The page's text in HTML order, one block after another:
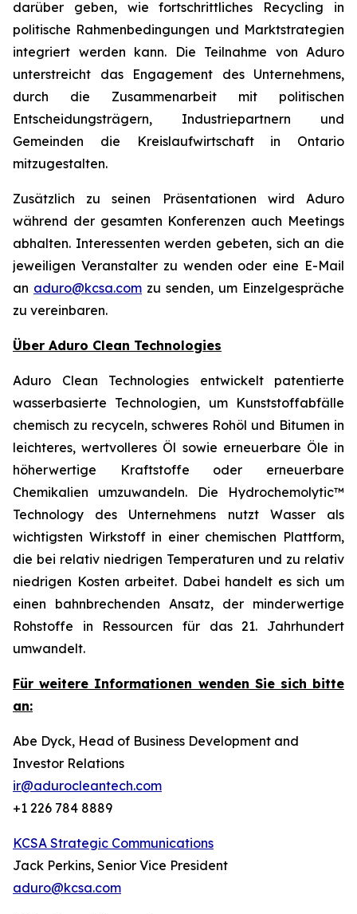
darüber geben, wie fortschrittliches Recycling in
politische Rahmenbedingungen und Marktstrategien
integriert werden kann. Die Teilnahme von Aduro
unterstreicht das Engagement des Unternehmens,
durch die Zusammenarbeit mit politischen
Entscheidungsträgern, Industriepartnern und
Gemeinden die Kreislaufwirtschaft in Ontario
mitzugestalten.
Zusätzlich zu seinen Präsentationen wird Aduro
während der gesamten Konferenzen auch Meetings
abhalten. Interessenten werden gebeten, sich an die
jeweiligen Veranstalter zu wenden oder eine E-Mail
an aduro@kcsa.com zu senden, um Einzelgespräche
zu vereinbaren.
Über Aduro Clean Technologies
Aduro Clean Technologies entwickelt patentierte
wasserbasierte Technologien, um Kunststoffabfälle
chemisch zu recyceln, schweres Rohöl und Bitumen in
leichteres, wertvolleres Öl sowie erneuerbare Öle in
höherwertige Kraftstoffe oder erneuerbare
Chemikalien umzuwandeln. Die Hydrochemolytic™
Technology des Unternehmens nutzt Wasser als
wichtigsten Wirkstoff in einer chemischen Plattform,
die bei relativ niedrigen Temperaturen und zu relativ
niedrigen Kosten arbeitet. Dabei handelt es sich um
einen bahnbrechenden Ansatz, der minderwertige
Rohstoffe in Ressourcen für das 21. Jahrhundert
umwandelt.
Für weitere Informationen wenden Sie sich bitte
an:
Abe Dyck, Head of Business Development and
Investor Relations
ir@adurocleantech.com
+1 226 784 8889
KCSA Strategic Communications
Jack Perkins, Senior Vice President
aduro@kcsa.com